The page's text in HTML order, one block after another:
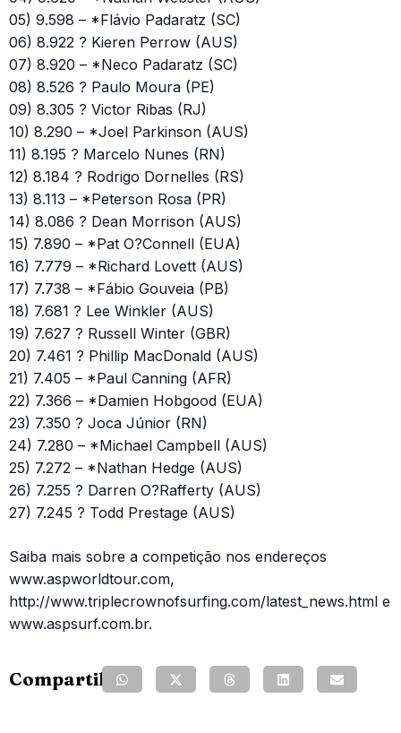
05) 9.598 – *Flávio Padaratz (SC)
06) 8.922 ? Kieren Perrow (AUS)
07) 8.920 – *Neco Padaratz (SC)
08) 8.526 ? Paulo Moura (PE)
09) 8.305 ? Victor Ribas (RJ)
10) 8.290 – *Joel Parkinson (AUS)
11) 8.195 ? Marcelo Nunes (RN)
12) 8.184 ? Rodrigo Dornelles (RS)
13) 8.113 – *Peterson Rosa (PR)
14) 8.086 ? Dean Morrison (AUS)
15) 7.890 – *Pat O?Connell (EUA)
16) 7.779 – *Richard Lovett (AUS)
17) 7.738 – *Fábio Gouveia (PB)
18) 7.681 ? Lee Winkler (AUS)
19) 7.627 ? Russell Winter (GBR)
20) 7.461 ? Phillip MacDonald (AUS)
21) 7.405 – *Paul Canning (AFR)
22) 7.366 – *Damien Hobgood (EUA)
23) 7.350 ? Joca Júnior (RN)
24) 7.280 – *Michael Campbell (AUS)
25) 7.272 – *Nathan Hedge (AUS)
26) 7.255 ? Darren O?Rafferty (AUS)
27) 7.245 ? Todd Prestage (AUS)
Saiba mais sobre a competição nos endereços
www.aspworldtour.com,
http://www.triplecrownofsurfing.com/latest_news.html e
www.aspsurf.com.br.
Compartilhe: